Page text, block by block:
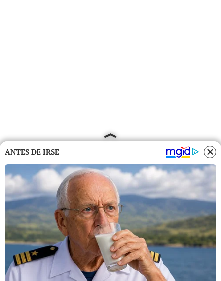
ANTES DE IRSE